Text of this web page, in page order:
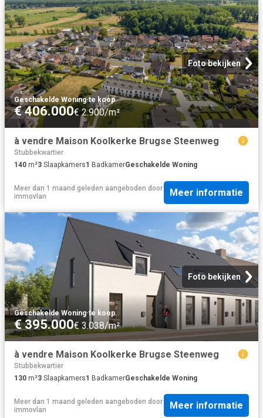
Foto bekijken
Geschakelde Woning·te koop
€ 406.000€ 2.900/m²
à vendre Maison Koolkerke Brugse Steenweg
Stubbekwartier
140 m²3 Slaapkamers1 BadkamerGeschakelde Woning
Meer dan 1 maand geleden aangeboden door
immovlan
Meer informatie
Foto bekijken
Geschakelde Woning·te koop
€ 395.000€ 3.038/m²
à vendre Maison Koolkerke Brugse Steenweg
Stubbekwartier
130 m²3 Slaapkamers1 BadkamerGeschakelde Woning
Meer dan 1 maand geleden aangeboden door
immovlan
Meer informatie